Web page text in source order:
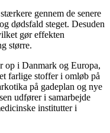
gennem de senere
dødsfald steget. Desuden
gør effekten
større.
op i Danmark og Europa,
farlige stoffer i omløb på
på gadeplan og nye
udfører i samarbejde
institutter i